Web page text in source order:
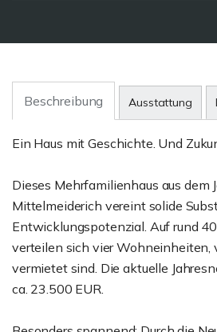
Beschreibung Ausstattung
Ein Haus mit Geschichte. Und
Dieses Mehrfamilienhaus aus dem
Mittelmeiderich vereint solide
Entwicklungspotenzial. Auf rund
verteilen sich vier Wohneinheiten,
vermietet sind. Die aktuelle
ca. 23.500 EUR.